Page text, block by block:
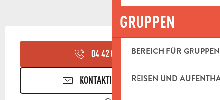
GRUPPEN
BEREICH FÜR GRUPPEN
REISEN UND
ÖFFNUNGSZEITEN &
04 42 03 49▒▒
KONTAKTIEREN SIE UNS